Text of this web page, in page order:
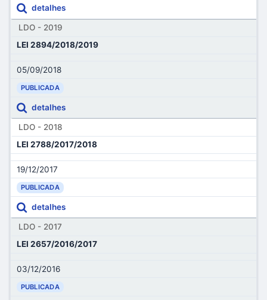
detalhes
LDO - 2019
LEI 2894/2018/2019
05/09/2018
PUBLICADA
detalhes
LDO - 2018
LEI 2788/2017/2018
19/12/2017
PUBLICADA
detalhes
LDO - 2017
LEI 2657/2016/2017
03/12/2016
PUBLICADA